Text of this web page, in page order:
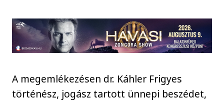
A megemlékezésen dr. Káhler Frigyes
történész, jogász tartott ünnepi beszédet,